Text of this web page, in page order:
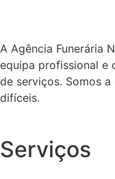
A Agência Funerária
equipa profissional e
de serviços. Somos
difíceis.
Serviços